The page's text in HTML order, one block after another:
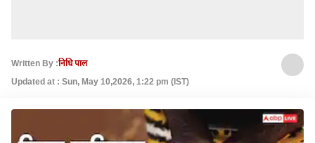
Written By :निधि पाल
Updated at : Sun, May 10,2026, 1:22 pm (IST)